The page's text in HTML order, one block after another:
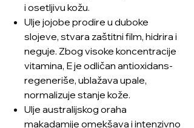
i osetljivu kožu.
Ulje jojobe prodire u duboke
slojeve, stvara zaštitni film, hidrira i
neguje. Zbog visoke koncentracije
vitamina, E je odličan antioxidans-
regeneriše, ublažava upale,
normalizuje stanje kože.
Ulje australijskog oraha
makadamije omekšava i intenzivno